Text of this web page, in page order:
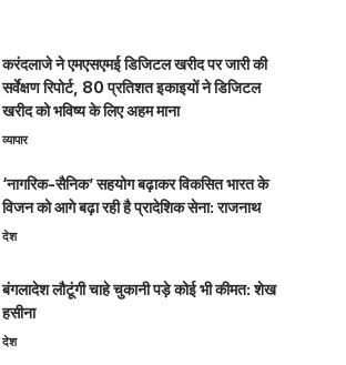
करंदलाजे ने एमएसएमई डिजिटल खरीद पर जारी की
सर्वेक्षण रिपोर्ट, 80 प्रतिशत इकाइयों ने डिजिटल
खरीद को भविष्य के लिए अहम माना
व्यापार
‘नागरिक-सैनिक’ सहयोग बढ़ाकर विकसित भारत के
विजन को आगे बढ़ा रही है प्रादेशिक सेना: राजनाथ
देश
बंगलादेश लौटूंगी चाहे चुकानी पड़े कोई भी कीमत: शेख
हसीना
देश